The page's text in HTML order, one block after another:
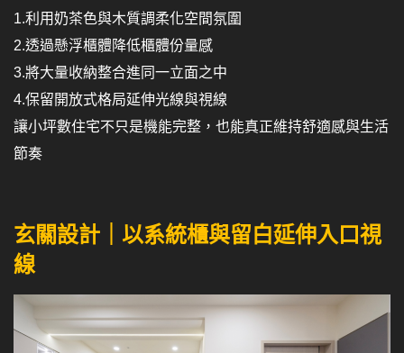
1.利用奶茶色與木質調柔化空間氛圍
2.透過懸浮櫃體降低櫃體份量感
3.將大量收納整合進同一立面之中
4.保留開放式格局延伸光線與視線
讓小坪數住宅不只是機能完整，也能真正維持舒適感與生活
節奏
玄關設計｜以系統櫃與留白延伸入口視
線